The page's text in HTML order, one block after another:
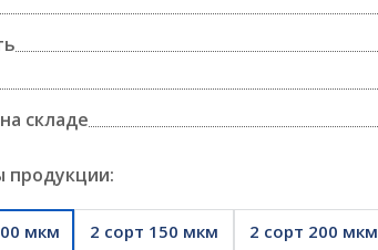
ПЛЕНКА ДЛЯ ПРОИЗВОДСТВА
ПРОДУКТОВ
складе
продукции:
мкм 2 сорт 150 мкм 2 сорт 200 мкм